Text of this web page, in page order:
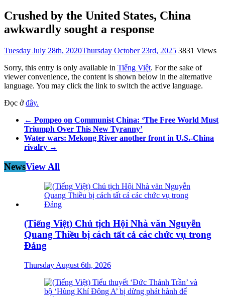
Crushed by the United States, China
awkwardly sought a response
Tuesday July 28th, 2020Thursday October 23rd, 2025 3831 Views
Sorry, this entry is only available in Tiếng Việt. For the sake of
viewer convenience, the content is shown below in the alternative
language. You may click the link to switch the active language.
Đọc ởđây.
← Pompeo on Communist China: ‘The Free World Must
Triumph Over This New Tyranny’
Water wars: Mekong River another front in U.S.-China
rivalry →
NewsView All
(Tiếng Việt) Chủ tịch Hội Nhà văn Nguyễn
Quang Thiều bị cách tất cả các chức vụ trong
Đảng
Thursday August 6th, 2026